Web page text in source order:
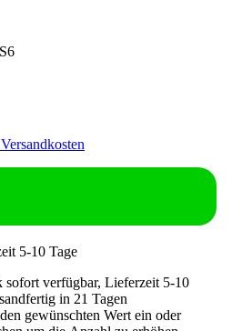
5-10 Tage
sofort verfügbar, Lieferzeit 5-10
in 21 Tagen
gewünschten Wert ein oder